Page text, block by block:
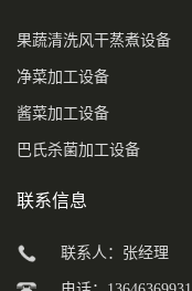
果蔬清洗风干蒸煮设备
净菜加工设备
酱菜加工设备
巴氏杀菌加工设备
联系信息
联系人：张经理